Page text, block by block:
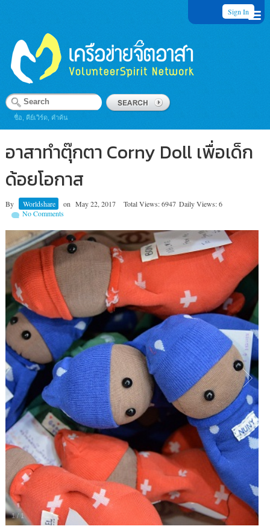
Sign In
ชื่อ, คีย์เวิร์ด, คำค้น
อาสาทำตุ๊กตา Corny Doll เพื่อเด็ก
ด้อยโอกาส
By Worldshare on May 22, 2017 Total Views: 6947 Daily Views: 6
No Comments
1/1